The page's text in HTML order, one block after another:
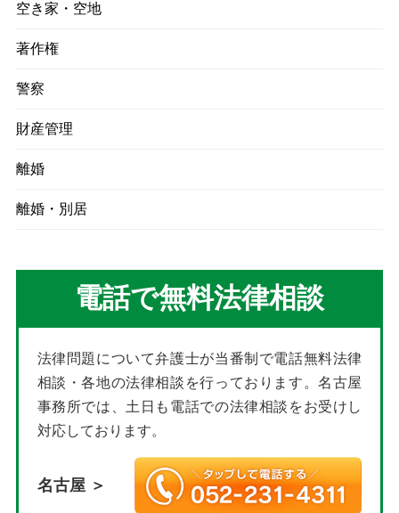
空き家・空地
著作権
警察
財産管理
離婚
離婚・別居
電話で無料法律相談
法律問題について弁護士が当番制で電話無料法律
相談・各地の法律相談を行っております。名古屋
事務所では、土日も電話での法律相談をお受けし
対応しております。
名古屋 ＞